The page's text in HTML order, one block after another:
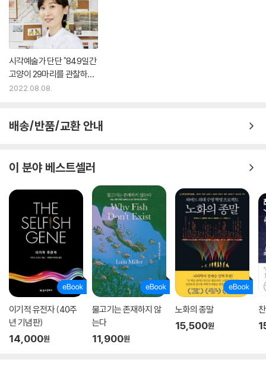
시각예술가 단단 "849일간
고양이 29마리를 관찰하기
까지"
2022.08.08.
배송/반품/교환 안내
이 분야 베스트셀러
이기적 유전자 (40주
년 기념판)
14,000원
물고기는 존재하지 않
는다
11,900원
노화의 종말
15,500원